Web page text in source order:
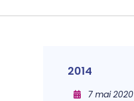
2014
7 mai 2020